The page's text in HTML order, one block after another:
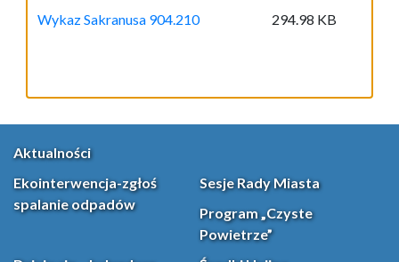
Wykaz Sakranusa 904.210 294.98 KB
Aktualności
Ekointerwencja-zgłoś
spalanie odpadów
Sesje Rady Miasta
Program „Czyste
Powietrze”